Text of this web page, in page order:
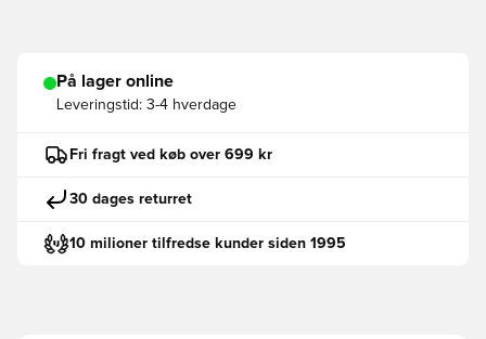
På lager online
Leveringstid: 3-4 hverdage
Fri fragt ved køb over 699 kr
30 dages returret
10 milioner tilfredse kunder siden 1995